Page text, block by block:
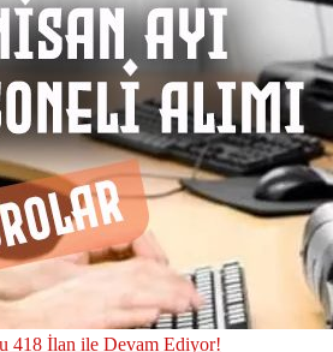
418 İlan ile Devam Ediyor!